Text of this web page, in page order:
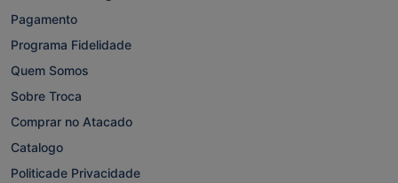
Pagamento
Programa Fidelidade
Quem Somos
Sobre Troca
Comprar no Atacado
Catalogo
Politicade Privacidade